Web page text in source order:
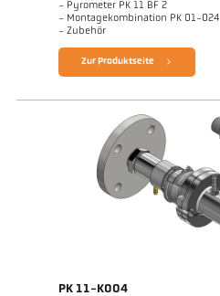
- Pyrometer PK 11 BF 2
- Montagekombination PK 01-024
- Zubehör
Zur Produktseite
PK 11-K004